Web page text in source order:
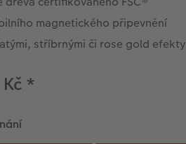
magnetického připevnění
stříbrnými či rose gold efekty
*